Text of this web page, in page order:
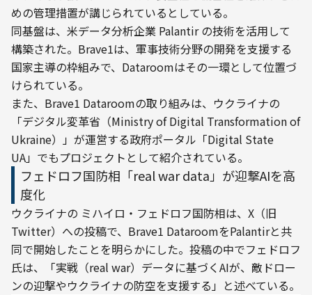
めの管理措置が講じられているとしている。
同基盤は、米データ分析企業 Palantir の技術を活用して
構築された。Brave1は、軍事技術分野の開発を支援する
国家主導の枠組みで、Dataroomはその一環として位置づ
けられている。
また、Brave1 Dataroomの取り組みは、ウクライナの
「デジタル変革省（Ministry of Digital Transformation of
Ukraine）」が運営する政府ポータル「Digital State
UA」でもプロジェクトとして紹介されている。
フェドロフ国防相「real war data」が迎撃AIを高
度化
ウクライナの ミハイロ・フェドロフ国防相は、X（旧
Twitter）への投稿で、Brave1 DataroomをPalantirと共
同で開始したことを明らかにした。投稿の中でフェドロフ
氏は、「実戦（real war）データに基づくAIが、敵ドロー
ンの迎撃やウクライナの防空を支援する」と述べている。